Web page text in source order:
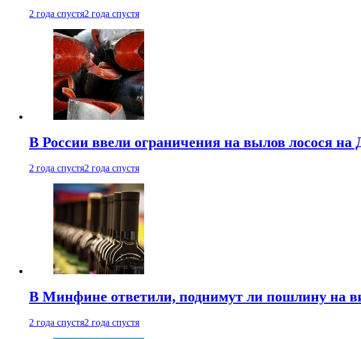
2 года спустя2 года спустя
В России ввели ограничения на вылов лосося на
2 года спустя2 года спустя
В Минфине ответили, поднимут ли пошлину на
2 года спустя2 года спустя